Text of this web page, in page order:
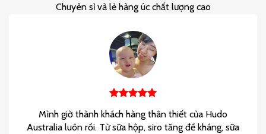
Chuyên sỉ và lẻ hàng úc chất lượng cao
Mình giờ thành khách hàng thân thiết của Hudo
Australia luôn rồi. Từ sữa hộp, siro tăng đề kháng, sữa